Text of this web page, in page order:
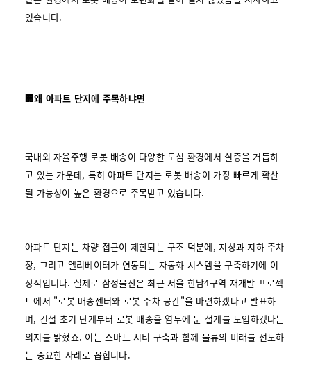
있습니다.
🏢왜 아파트 단지에 주목하냐면
국내외 자율주행 로봇 배송이 다양한 도심 환경에서 실증을 거듭하
고 있는 가운데, 특히 아파트 단지는 로봇 배송이 가장 빠르게 확산
될 가능성이 높은 환경으로 주목받고 있습니다.
아파트 단지는 차량 접근이 제한되는 구조 덕분에, 지상과 지하 주차
장, 그리고 엘리베이터가 연동되는 자동화 시스템을 구축하기에 이
상적입니다. 실제로 삼성물산은 최근 서울 한남4구역 재개발 프로젝
트에서 "로봇 배송센터와 로봇 주차 공간"을 마련하겠다고 발표하
며, 건설 초기 단계부터 로봇 배송을 염두에 둔 설계를 도입하겠다는
의지를 밝혔죠. 이는 스마트 시티 구축과 함께 물류의 미래를 선도하
는 중요한 사례로 꼽힙니다.